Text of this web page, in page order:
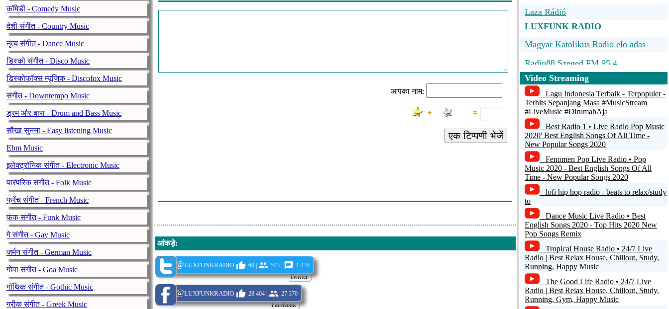
कॉमेडी - Comedy Music
देशी संगीत - Country Music
नृत्य संगीत - Dance Music
डिस्को संगीत - Disco Music
डिस्कोफॉक्स म्यूजिक - Discofox Music
संगीत - Downtempo Music
ड्रम और बास - Drum and Bass Music
सौखा सुनना - Easy listening Music
Ebm Music
इलेक्ट्रॉनिक संगीत - Electronic Music
पारंपरिक संगीत - Folk Music
फ्रेंच संगीत - French Music
फंक संगीत - Funk Music
गे संगीत - Gay Music
जर्मन संगीत - German Music
गोवा संगीत - Goa Music
गॉथिक संगीत - Gothic Music
ग्रीक संगीत - Greek Music
Luxfunk Radio - Igazi Funky-Arc Vagy
आपका नाम:
एक टिप्पणी भेजें
आंकड़े:
Twitter
@luxfunkradio 60 | 543 | 1 435
FaceBook
@luxfunkradio 28 404 | 27 370
Laza Rádió
LUXFUNK RADIO
Magyar Katolikus Radio elo adas
Radio88 Szeged FM 95.4
Rádió Antritt
Kossuth Radio
Tilos Radio, 256kbps, FM 90.3
Video Streaming
Lagu Indonesia Terbaik - Terpopuler -
Terhits Sepanjang Masa #MusicStream
#LiveMusic #DirumahAja
Best Radio 1 • Live Radio Pop Music
2020' Best English Songs Of All Time -
New Popular Songs 2020
Fenomen Pop Live Radio • Pop
Music 2020 - Best English Songs Of All
Time - New Popular Songs 2020
lofi hip hop radio - beats to relax/study
to
Dance Music Live Radio • Best
English Songs 2020 - Top Hits 2020 New
Pop Songs Remix
Tropical House Radio • 24/7 Live
Radio | Best Relax House, Chillout, Study,
Running, Happy Music
The Good Life Radio • 24/7 Live
Radio | Best Relax House, Chillout, Study,
Running, Gym, Happy Music